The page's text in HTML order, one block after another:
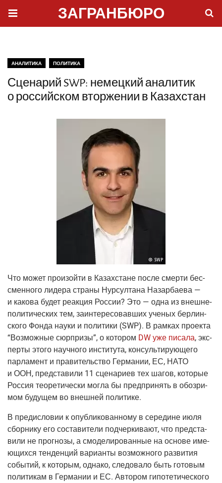
ЗАГРАНБЮРО
АНАЛИТИКА ПОЛИТИКА
Сценарий SWP: немецкий аналитик
о российском вторжении в Казахстан
Что может про­изой­ти в Казах­стане после смер­ти бес­
смен­но­го лиде­ра стра­ны Нур­сул­та­на Назар­ба­е­ва —
и како­ва будет реак­ция Рос­сии? Это — одна из внеш­не­
по­ли­ти­че­ских тем, заин­те­ре­со­вав­ших уче­ных бер­лин­
ско­го Фон­да нау­ки и поли­ти­ки (SWP). В рам­ках про­ек­та
“Воз­мож­ные сюр­при­зы”, о кото­ром DW уже писа­ла, экс­
пер­ты это­го науч­но­го инсти­ту­та, кон­суль­ти­ру­ю­ще­го
пар­ла­мент и пра­ви­тель­ство Гер­ма­нии, ЕС, НАТО
и ООН, пред­ста­ви­ли 11 сце­на­ри­ев тех шагов, кото­рые
Рос­сия тео­ре­ти­че­ски мог­ла бы пред­при­нять в обо­зри­
мом буду­щем во внеш­ней политике.
В пре­ди­сло­вии к опуб­ли­ко­ван­но­му в сере­дине июля
сбор­ни­ку его соста­ви­те­ли под­чер­ки­ва­ют, что пред­ста­
ви­ли не про­гно­зы, а смо­де­ли­ро­ван­ные на осно­ве име­
ю­щих­ся тен­ден­ций вари­ан­ты воз­мож­но­го раз­ви­тия
собы­тий, к кото­рым, одна­ко, сле­до­ва­ло быть гото­вым
поли­ти­кам в Гер­ма­нии и ЕС. Авто­ром гипо­те­ти­че­ско­го